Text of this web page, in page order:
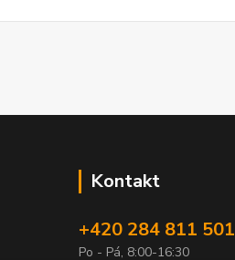
Kontakt
+420 284 811 501
Po - Pá, 8:00-16:30